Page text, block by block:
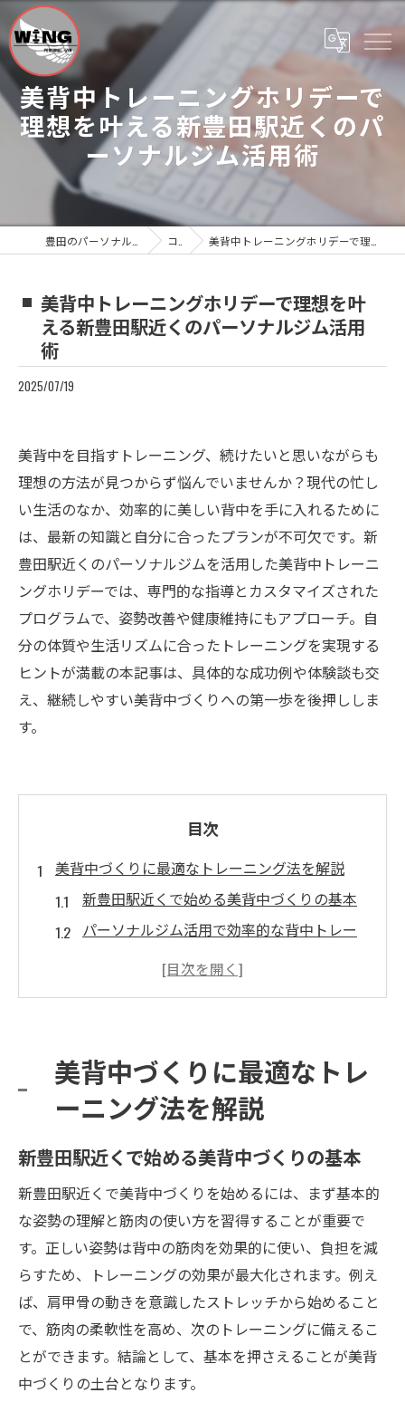
美背中トレーニングホリデーで
理想を叶える新豊田駅近くのパ
ーソナルジム活用術
コラム 美背中トレーニングホリデーで理想を叶える新豊田駅近くのパーソナルジム活用術
美背中トレーニングホリデーで理想を叶
える新豊田駅近くのパーソナルジム活用
術
2025/07/19
美背中を目指すトレーニング、続けたいと思いながらも
理想の方法が見つからず悩んでいませんか？現代の忙し
い生活のなか、効率的に美しい背中を手に入れるために
は、最新の知識と自分に合ったプランが不可欠です。新
豊田駅近くのパーソナルジムを活用した美背中トレーニ
ングホリデーでは、専門的な指導とカスタマイズされた
プログラムで、姿勢改善や健康維持にもアプローチ。自
分の体質や生活リズムに合ったトレーニングを実現する
ヒントが満載の本記事は、具体的な成功例や体験談も交
え、継続しやすい美背中づくりへの第一歩を後押ししま
す。
目次
美背中づくりに最適なトレーニング法を解説
新豊田駅近くで始める美背中づくりの基本
パーソナルジム活用で効率的な背中トレー
方
新豊田駅周辺パーソナルジムの特徴と活用
失敗しない美背中づくりのためのポイント
解説
新豊田駅周辺で叶える美背中の秘訣とは
新豊田駅周辺で見つかる美背中づくりのコ
ツ
パーソナルジムによる美背中成功の秘訣紹
介
美背中トレーニングの継続をサポートする
仕組み
美背中づくりに最適なトレ
ーニング法を解説
新豊田駅近くで始める美背中づくりの基本
新豊田駅近くで美背中づくりを始めるには、まず基本的
な姿勢の理解と筋肉の使い方を習得することが重要で
す。正しい姿勢は背中の筋肉を効果的に使い、負担を減
らすため、トレーニングの効果が最大化されます。例え
ば、肩甲骨の動きを意識したストレッチから始めること
で、筋肉の柔軟性を高め、次のトレーニングに備えるこ
とができます。結論として、基本を押さえることが美背
中づくりの土台となります。